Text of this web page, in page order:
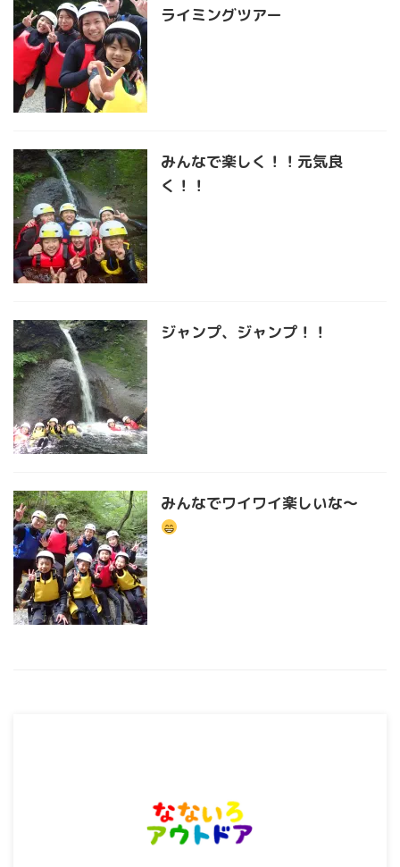
ライミングツアー
みんなで楽しく！！元気良
く！！
ジャンプ、ジャンプ！！
みんなでワイワイ楽しいな〜